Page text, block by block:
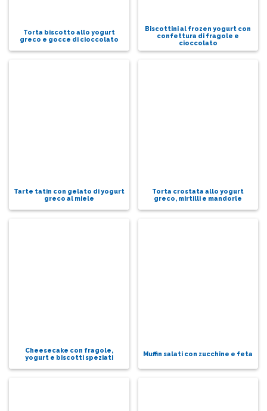
Torta biscotto allo yogurt
greco e gocce di cioccolato
Biscottini al frozen yogurt con
confettura di fragole e
cioccolato
Tarte tatin con gelato di yogurt
greco al miele
Torta crostata allo yogurt
greco, mirtilli e mandorle
Cheesecake con fragole,
yogurt e biscotti speziati
Muffin salati con zucchine e feta